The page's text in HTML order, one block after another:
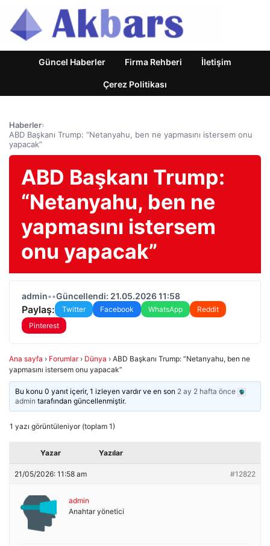
Güncel Haberler Firma Rehberi İletişim
Çerez Politikası
Haberler›
ABD Başkanı Trump: “Netanyahu, ben ne yapmasını istersem onu
yapacak”
ABD Başkanı Trump:
“Netanyahu, ben ne
yapmasını istersem
onu yapacak”
admin••Güncellendi: 21.05.2026 11:58
Paylaş: Twitter Facebook WhatsApp
Reddit
Pinterest
Ana sayfa › Forumlar › Dünya › ABD Başkanı Trump: “Netanyahu, ben ne
yapmasını istersem onu yapacak”
Bu konu 0 yanıt içerir, 1 izleyen vardır ve en son 2 ay 2 hafta önce
admin tarafından güncellenmiştir.
1 yazı görüntüleniyor (toplam 1)
Yazar Yazılar
21/05/2026: 11:58 am #12822
admin
Anahtar yönetici